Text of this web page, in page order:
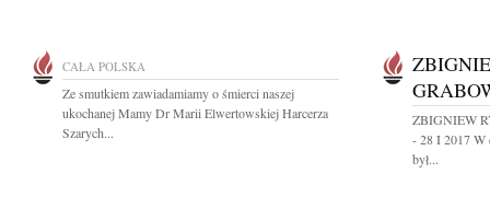
CAŁA POLSKA
Ze smutkiem zawiadamiamy o śmierci naszej
ukochanej Mamy Dr Marii Elwertowskiej Harcerza
Szarych...
ZBIGNIEW
- 28 I 2017 W
był...